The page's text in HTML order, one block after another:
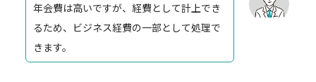
年会費は高いですが、経費として計上でき
るため、ビジネス経費の一部として処理で
きます。